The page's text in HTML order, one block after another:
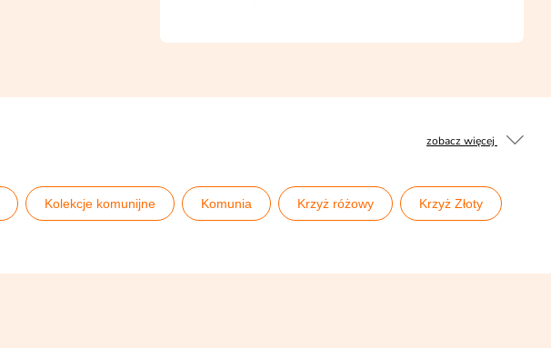
zobacz więcej
Kolekcje komunijne Komunia Krzyż różowy Krzyż Złoty